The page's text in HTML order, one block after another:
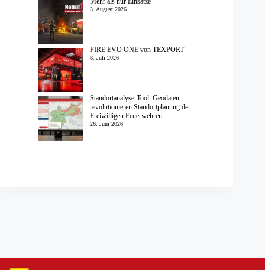
3. August 2026
FIRE EVO ONE von TEXPORT
8. Juli 2026
Standortanalyse-Tool: Geodaten
revolutionieren Standortplanung der
Freiwilligen Feuerwehren
26. Juni 2026